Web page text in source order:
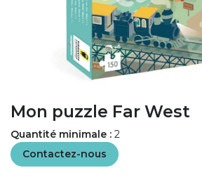
Mon puzzle Far West
Quantité minimale : 2
Contactez-nous